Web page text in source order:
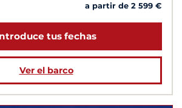
a partir de 2 599 €
tus fechas
Ver el barco